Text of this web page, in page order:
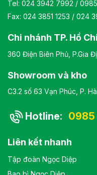
Tel: 024 3942 7992 /
Fax: 024 3851 1253 / 024
Chi nhánh TP. Hồ
360 Điện Biên Phủ, P.Gia
Showroom và kho
C3.2 số 63 Vạn Phúc, P.
Hotline: 0985
Liên kết nhanh
Tập đoàn Ngọc Diệp